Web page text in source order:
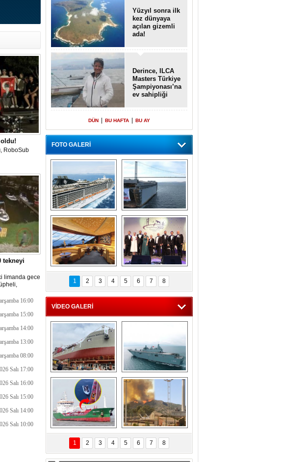
oldu!
RoboSub
tekneyi
limanda gece
16:00
15:00
14:00
13:00
08:00
Salı 17:00
Salı 16:00
Salı 15:00
Salı 14:00
Salı 10:00
Yüzyıl sonra ilk
kez dünyaya
açılan gizemli
ada!
Derince, ILCA
Masters Türkiye
Şampiyonası’na
ev sahipliği
DÜN BU HAFTA BU AY
FOTO GALERİ
“Gemi içinde gemi”
konsepti ile MSC
Splendida
Dünyada tek!
Denizaltı yüzer
havuzu intikal
seyrine başladı
MSC'den 55 milyon
euroluk turizm geliri
müjdesi
5. Bosphorus Ship
Brokers Dinner,
İstanbul’da yapıldı
1 2 3 4 5 6 7 8
VİDEO GALERİ
Çeksan Tersanesi,
Başaran Bayrak
tankerini suya
indirdi
TCG Anadolu,
tersane teknik
seyrini tamamladı
Göçmenlerin
imdadına Türk
sahipli MINA DENIZ
yetişti
Milas’taki yangın
yeniden termik
santrallere doğru
ilerliyor
1 2 3 4 5 6 7 8